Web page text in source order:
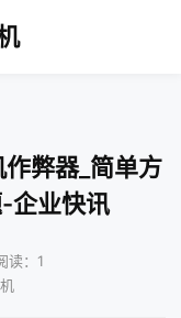
弊器_简单方
企业快讯
读：1